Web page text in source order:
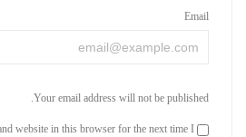
Email
Your email address will not be published.
website in this browser for the next time I